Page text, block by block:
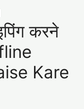
करने
Kare